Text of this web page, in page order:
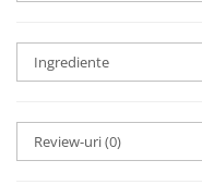
Ingrediente
Review-uri(0)